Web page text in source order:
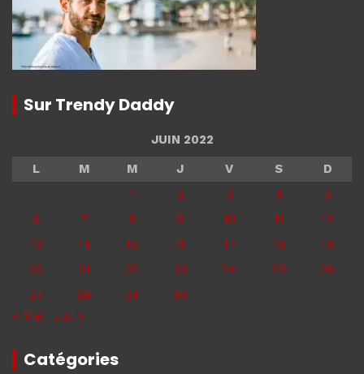
Sur Trendy Daddy
JUIN 2022
L
M M J V S
D
1
2 3 4
5
6
7 8 9 10 11
12
13
14 15 16 17 18
19
20
21 22 23 24 25
26
27
28 29
30
« Mai
Juil »
Catégories